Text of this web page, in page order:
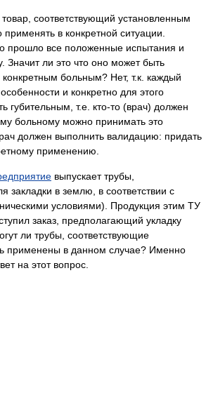
соответствующий установленным
в конкретной ситуации.
прошло все положенные испытания и
Значит ли это что оно может быть
больным? Нет, т.к. каждый
и конкретно для этого
губительным, т.е. кто-то (врач) должен
больному можно принимать это
должен выполнить валидацию: придать
применению.
выпускает трубы,
закладки в землю, в соответствии с
условиями). Продукция этим ТУ
заказ, предполагающий укладку
ли трубы, соответствующие
применены в данном случае? Именно
на этот вопрос.